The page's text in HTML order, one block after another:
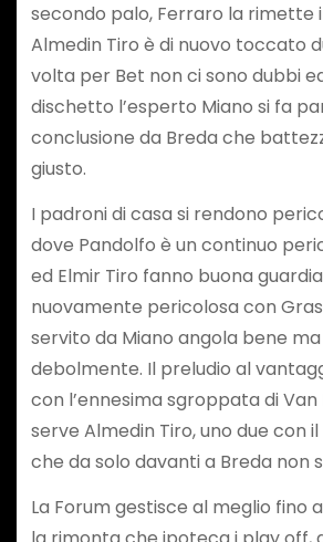
secondo palo, Ferraro la rimette
Almedin Tiro è di nuovo toccato
volta per Bet non ci sono dubbi
dischetto l’esperto Miano si fa
conclusione da Breda che
giusto.
I padroni di casa si rendono
dove Pandolfo è un continuo
ed Elmir Tiro fanno buona
nuovamente pericolosa con
servito da Miano angola bene
debolmente. Il preludio al
con l’ennesima sgroppata di
serve Almedin Tiro, uno due con
che da solo davanti a Breda non
La Forum gestisce al meglio fino